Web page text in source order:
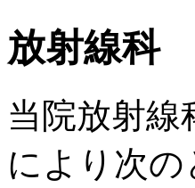
放射線科
当院放射線
により次